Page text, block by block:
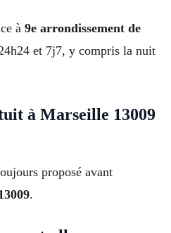
à 9e arrondissement de
et 7j7, y compris la nuit
à Marseille 13009
proposé avant
.